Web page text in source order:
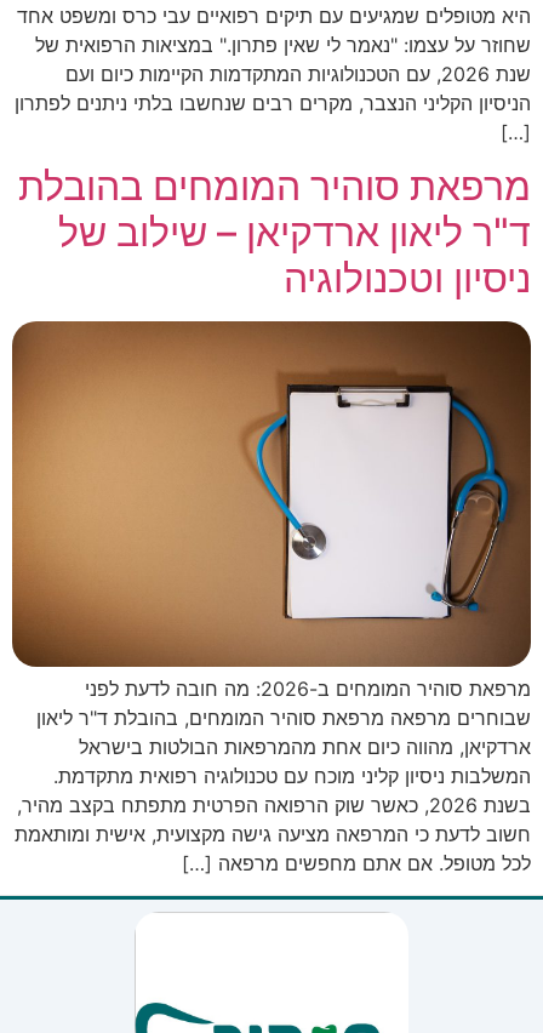
היא מטופלים שמגיעים עם תיקים רפואיים עבי כרס ומשפט אחד
שחוזר על עצמו: "נאמר לי שאין פתרון." במציאות הרפואית של
שנת 2026, עם הטכנולוגיות המתקדמות הקיימות כיום ועם
הניסיון הקליני הנצבר, מקרים רבים שנחשבו בלתי ניתנים לפתרון
[…]
מרפאת סוהיר המומחים בהובלת
ד"ר ליאון ארדקיאן – שילוב של
ניסיון וטכנולוגיה
מרפאת סוהיר המומחים ב-2026: מה חובה לדעת לפני
שבוחרים מרפאה מרפאת סוהיר המומחים, בהובלת ד"ר ליאון
ארדקיאן, מהווה כיום אחת מהמרפאות הבולטות בישראל
המשלבות ניסיון קליני מוכח עם טכנולוגיה רפואית מתקדמת.
בשנת 2026, כאשר שוק הרפואה הפרטית מתפתח בקצב מהיר,
חשוב לדעת כי המרפאה מציעה גישה מקצועית, אישית ומותאמת
לכל מטופל. אם אתם מחפשים מרפאה […]